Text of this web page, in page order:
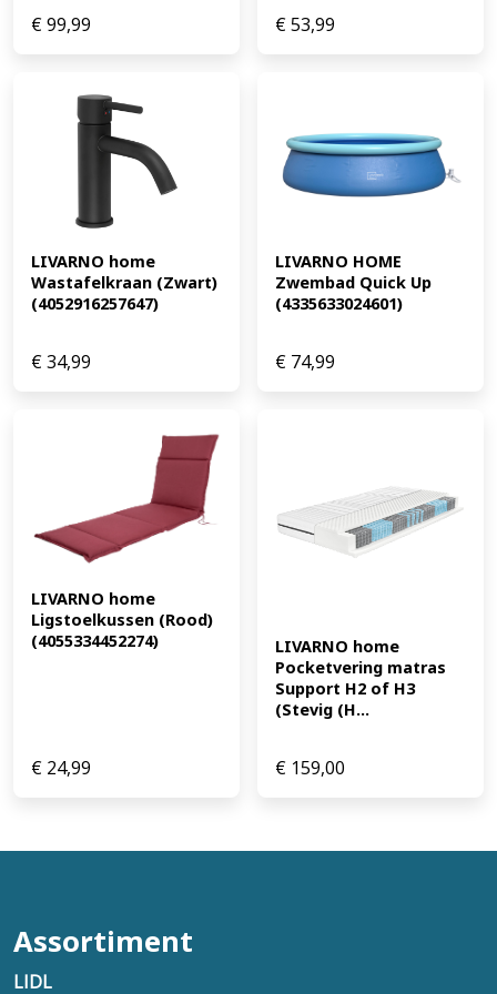
€99,99 €53,99
LIVARNO home
Wastafelkraan (Zwart)
(4052916257647)
€34,99
LIVARNO HOME
Zwembad Quick Up
(4335633024601)
€ 74,99
LIVARNO home
Ligstoelkussen (Rood)
(4055334452274)
€ 24,99
LIVARNO home
Pocketvering matras
Support H2 of H3
(Stevig (H...
€ 159,00
Assortiment
LIDL